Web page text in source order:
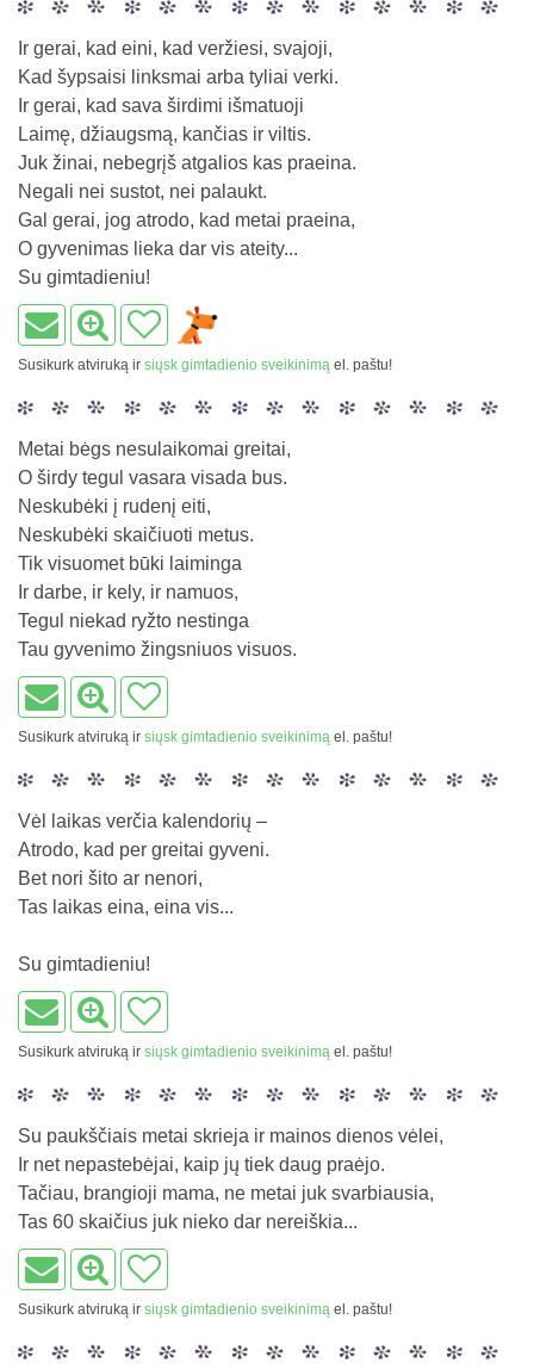
Ir gerai, kad eini, kad veržiesi, svajoji,
Kad šypsaisi linksmai arba tyliai verki.
Ir gerai, kad sava širdimi išmatuoji
Laimę, džiaugsmą, kančias ir viltis.
Juk žinai, nebegrįš atgalios kas praeina.
Negali nei sustot, nei palaukt.
Gal gerai, jog atrodo, kad metai praeina,
O gyvenimas lieka dar vis ateity...
Su gimtadieniu!
Susikurk atviruką ir siųsk gimtadienio sveikinimą el. paštu!
Metai bėgs nesulaikomai greitai,
O širdy tegul vasara visada bus.
Neskubėki į rudenį eiti,
Neskubėki skaičiuoti metus.
Tik visuomet būki laiminga
Ir darbe, ir kely, ir namuos,
Tegul niekad ryžto nestinga
Tau gyvenimo žingsniuos visuos.
Susikurk atviruką ir siųsk gimtadienio sveikinimą el. paštu!
Vėl laikas verčia kalendorių –
Atrodo, kad per greitai gyveni.
Bet nori šito ar nenori,
Tas laikas eina, eina vis...
Su gimtadieniu!
Susikurk atviruką ir siųsk gimtadienio sveikinimą el. paštu!
Su paukščiais metai skrieja ir mainos dienos vėlei,
Ir net nepastebėjai, kaip jų tiek daug praėjo.
Tačiau, brangioji mama, ne metai juk svarbiausia,
Tas 60 skaičius juk nieko dar nereiškia...
Susikurk atviruką ir siųsk gimtadienio sveikinimą el. paštu!